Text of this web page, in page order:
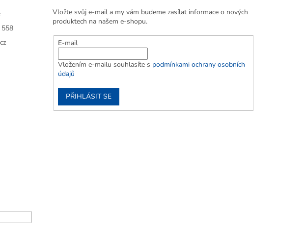
Vložte svůj e-mail a my vám budeme zasílat informace o nových
produktech na našem e-shopu.
E-mail
Vložením e-mailu souhlasíte s podmínkami ochrany osobních
údajů
PŘIHLÁSIT SE